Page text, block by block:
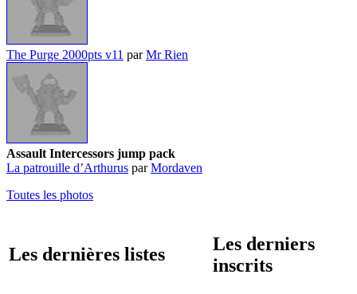
The Purge 2000pts v11 parMr Rien
Assault Intercessors jump pack
La patrouille d’Arthurus parMordaven
Toutes les photos
Les dernières listes
Les derniers
inscrits